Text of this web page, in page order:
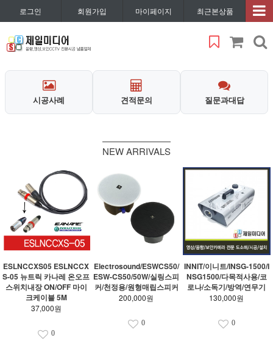
로그인 회원가입 마이페이지 최근본상품
시공사례 견적문의 질문과대답
NEW ARRIVALS
ESLNCCXS05 ESLNCCX
S-05 뉴트릭 카나레 온오프
스위치내장 ON/OFF 마이
크케이블 5M
37,000원
0
Electrosound/ESWCS50/
ESW-CS50/50W/실링스피
커/천정용/원형매립스피커
200,000원
0
INNIT/이니트/INSG-1500/I
NSG1500/다목적사용/코
로나/소독기/방역/연무기
130,000원
0